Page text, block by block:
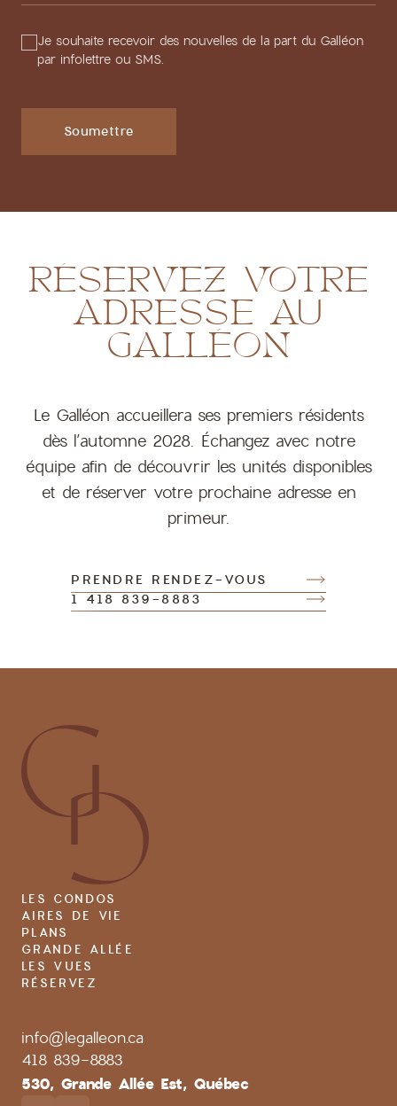
Je souhaite recevoir des nouvelles de la part du Galléon
par infolettre ou SMS.
Soumettre
RÉSERVEZ
VOTRE
ADRESSE
AU
GALLÉON
Le Galléon accueillera ses premiers résidents
dès l’automne 2028. Échangez avec notre
équipe afin de découvrir les unités disponibles
et de réserver votre prochaine adresse en
primeur.
PRENDRE RENDEZ-VOUS
1 418 839-8883
LES CONDOS
AIRES DE VIE
PLANS
GRANDE ALLÉE
LES VUES
RÉSERVEZ
info@legalleon.ca
418 839-8883
530, Grande Allée Est, Québec